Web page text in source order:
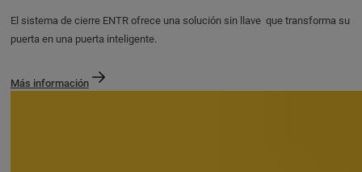
El sistema de cierre ENTR ofrece una solución sin llave que transforma su
puerta en una puerta inteligente.
Más información